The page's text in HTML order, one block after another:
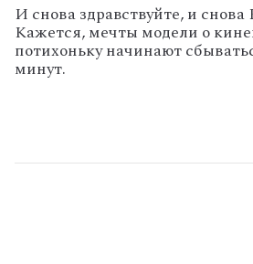
И снова здравствуйте, и
Кажется, мечты модели о
потихоньку начинают
минут.